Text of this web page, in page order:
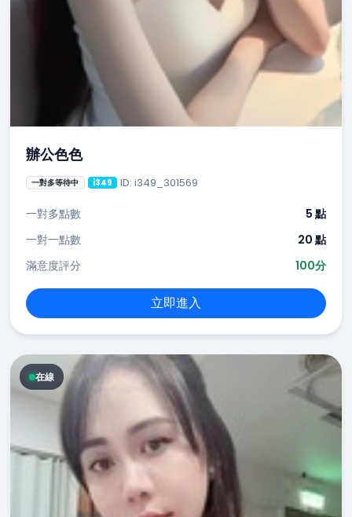
辦公色色
一對多等待中 i349 ID: i349_301569
一對多點數
5 點
一對一點數
20 點
滿意度評分
100分
立即進入
在線